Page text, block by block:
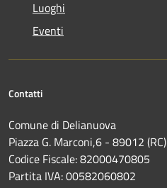
Luoghi
Eventi
Contatti
Comune di Delianuova
Piazza G. Marconi,6 - 89012 (RC)
Codice Fiscale: 82000470805
Partita IVA: 00582060802